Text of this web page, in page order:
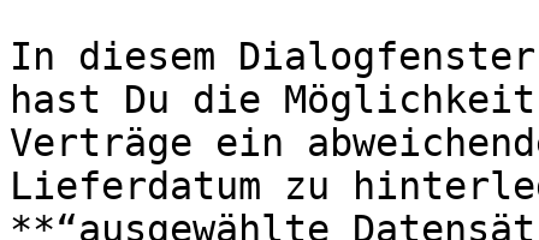
In diesem
hast Du die
Verträge ein
Lieferdatum zu
**“ausgewählte